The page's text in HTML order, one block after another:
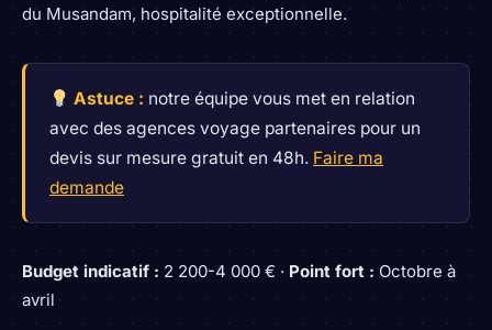
du Musandam, hospitalité exceptionnelle.
Astuce : notre équipe vous met en relation
avec des agences voyage partenaires pour un
devis sur mesure gratuit en 48h. Faire ma
demande
Budget indicatif : 2 200-4 000 € · Point fort : Octobre à
avril